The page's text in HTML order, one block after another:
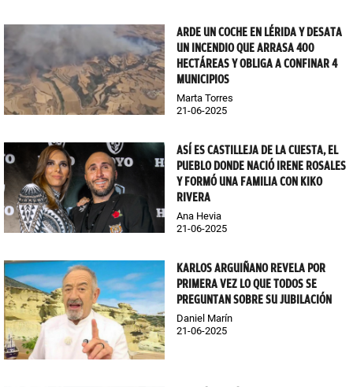
ARDE UN COCHE EN LÉRIDA Y DESATA
UN INCENDIO QUE ARRASA 400
HECTÁREAS Y OBLIGA A CONFINAR 4
MUNICIPIOS
Marta Torres
21-06-2025
ASÍ ES CASTILLEJA DE LA CUESTA, EL
PUEBLO DONDE NACIÓ IRENE ROSALES
Y FORMÓ UNA FAMILIA CON KIKO
RIVERA
Ana Hevia
21-06-2025
KARLOS ARGUIÑANO REVELA POR
PRIMERA VEZ LO QUE TODOS SE
PREGUNTAN SOBRE SU JUBILACIÓN
Daniel Marín
21-06-2025